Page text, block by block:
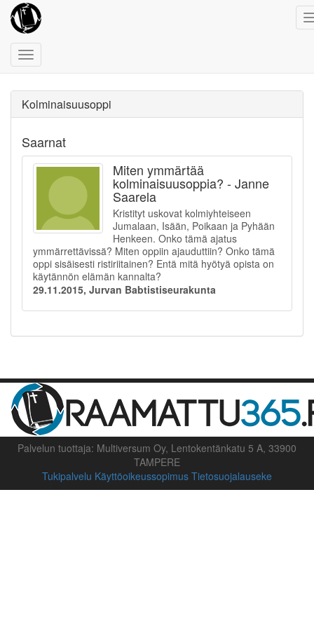
Toggle
navigation
Kolminaisuusoppi
Saarnat
Miten ymmärtää
kolminaisuusoppia? - Janne
Saarela
Kristityt uskovat kolmiyhteiseen
Jumalaan, Isään, Poikaan ja Pyhään
Henkeen. Onko tämä ajatus
ymmärrettävissä? Miten oppiin ajauduttiin? Onko tämä
oppi sisäisesti ristiriitainen? Entä mitä hyötyä opista on
käytännön elämän kannalta?
29.11.2015, Jurvan Babtistiseurakunta
Palvelun tuottaja: Multiversum Oy, Lentokentänkatu 5 A, 33900
TAMPERE
Tukipalvelu Käyttöoikeussopimus Tietosuojalauseke